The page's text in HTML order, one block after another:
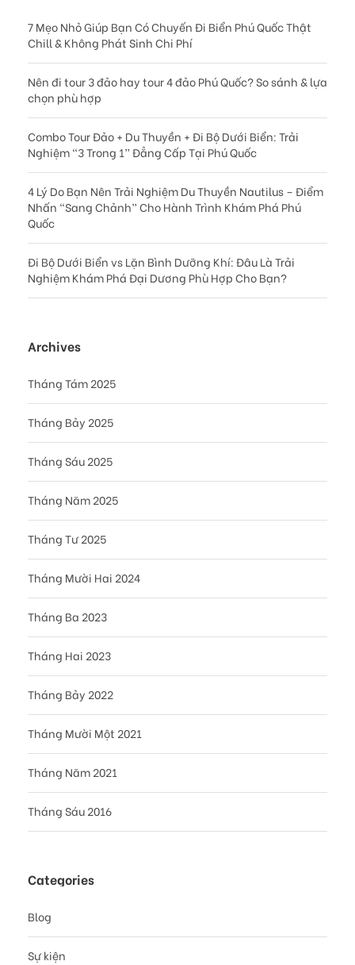
7 Mẹo Nhỏ Giúp Bạn Có Chuyến Đi Biển Phú Quốc Thật
Chill & Không Phát Sinh Chi Phí
Nên đi tour 3 đảo hay tour 4 đảo Phú Quốc? So sánh & lựa
chọn phù hợp
Combo Tour Đảo + Du Thuyền + Đi Bộ Dưới Biển: Trải
Nghiệm “3 Trong 1” Đẳng Cấp Tại Phú Quốc
4 Lý Do Bạn Nên Trải Nghiệm Du Thuyền Nautilus – Điểm
Nhấn “Sang Chảnh” Cho Hành Trình Khám Phá Phú
Quốc
Đi Bộ Dưới Biển vs Lặn Bình Dưỡng Khí: Đâu Là Trải
Nghiệm Khám Phá Đại Dương Phù Hợp Cho Bạn?
Archives
Tháng Tám 2025
Tháng Bảy 2025
Tháng Sáu 2025
Tháng Năm 2025
Tháng Tư 2025
Tháng Mười Hai 2024
Tháng Ba 2023
Tháng Hai 2023
Tháng Bảy 2022
Tháng Mười Một 2021
Tháng Năm 2021
Tháng Sáu 2016
Categories
Blog
Sự kiện